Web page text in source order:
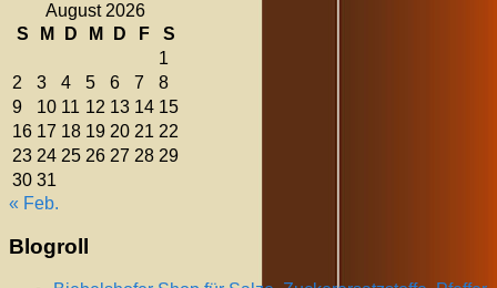
August 2026
S
M D M D F
S
1
2
3 4 5 6 7
8
9
10 11 12 13 14 15
16 17 18 19 20 21 22
23 24 25 26 27 28 29
30 31
« Feb.
Blogroll